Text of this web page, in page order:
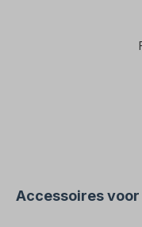
Accessoires